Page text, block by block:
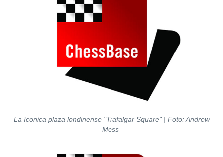
La íconica plaza londinense "Trafalgar Square" | Foto: Andrew
Moss